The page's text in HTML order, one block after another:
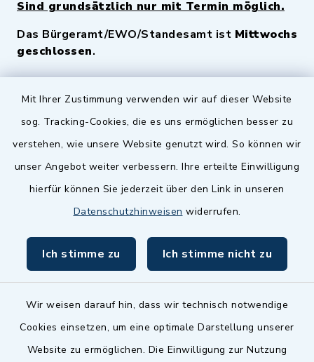
Mit Ihrer Zustimmung verwenden wir auf dieser Website
sog. Tracking-Cookies, die es uns ermöglichen besser zu
verstehen, wie unsere Website genutzt wird. So können wir
unser Angebot weiter verbessern. Ihre erteilte Einwilligung
hierfür können Sie jederzeit über den Link in unseren
Datenschutzhinweisen widerrufen.
Ich stimme zu Ich stimme nicht zu
Wir weisen darauf hin, dass wir technisch notwendige
Cookies einsetzen, um eine optimale Darstellung unserer
Website zu ermöglichen. Die Einwilligung zur Nutzung
Sind grundsätzlich nur mit Termin möglich.
Das Bürgeramt/EWO/Standesamt ist Mittwochs
geschlossen.
Quicklinks
Zenngrund Allianz
Dillenberggruppe
inixmedia GmbH